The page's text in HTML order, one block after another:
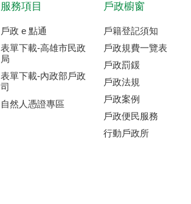
服務項目
戶政 e 點通
表單下載-高雄市民政
局
表單下載-內政部戶政
司
自然人憑證專區
戶政櫥窗
戶籍登記須知
戶政規費一覽表
戶政罰鍰
戶政法規
戶政案例
戶政便民服務
行動戶政所